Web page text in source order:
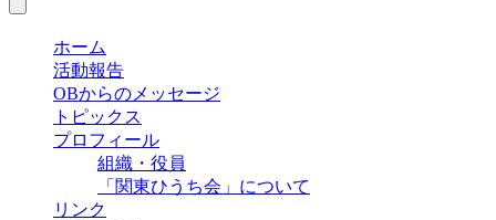
ホーム
活動報告
OBからのメッセージ
トピックス
プロフィール
組織・役員
「関東ひうち会」について
リンク